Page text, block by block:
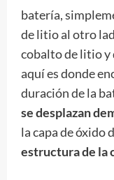
batería,
de litio al otro
cobalto de litio y
aquí es donde
duración de la
se desplazan
la capa de óxido
estructura de la